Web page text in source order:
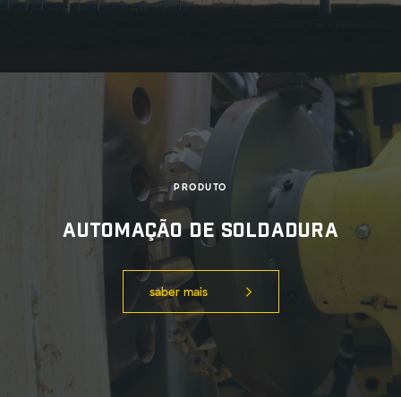
PRODUTO
Automação de Soldadura
saber mais